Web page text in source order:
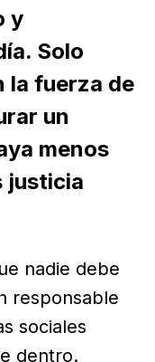
y
Solo
la fuerza de
un
menos
justicia
nadie debe
responsable
sociales
dentro.